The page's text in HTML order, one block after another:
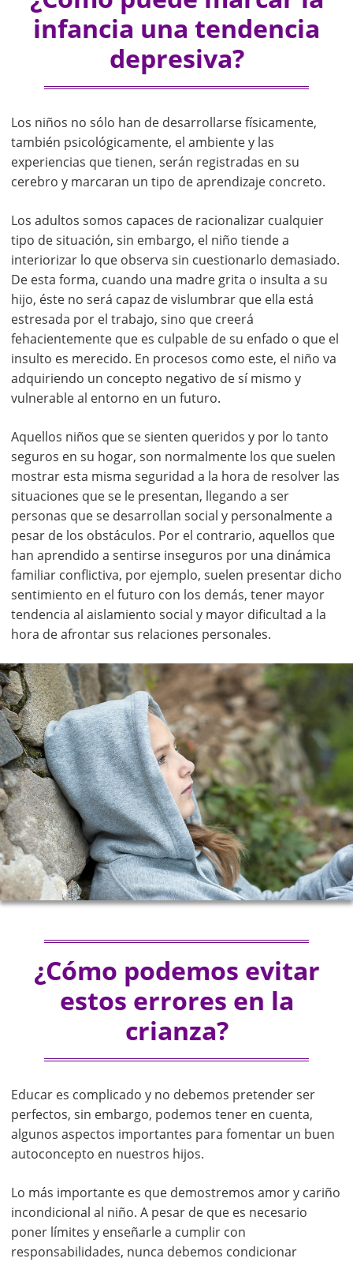
infancia una tendencia
depresiva?
Los niños no sólo han de desarrollarse físicamente,
también psicológicamente, el ambiente y las
experiencias que tienen, serán registradas en su
cerebro y marcaran un tipo de aprendizaje concreto.
Los adultos somos capaces de racionalizar cualquier
tipo de situación, sin embargo, el niño tiende a
interiorizar lo que observa sin cuestionarlo demasiado.
De esta forma, cuando una madre grita o insulta a su
hijo, éste no será capaz de vislumbrar que ella está
estresada por el trabajo, sino que creerá
fehacientemente que es culpable de su enfado o que el
insulto es merecido. En procesos como este, el niño va
adquiriendo un concepto negativo de sí mismo y
vulnerable al entorno en un futuro.
Aquellos niños que se sienten queridos y por lo tanto
seguros en su hogar, son normalmente los que suelen
mostrar esta misma seguridad a la hora de resolver las
situaciones que se le presentan, llegando a ser
personas que se desarrollan social y personalmente a
pesar de los obstáculos. Por el contrario, aquellos que
han aprendido a sentirse inseguros por una dinámica
familiar conflictiva, por ejemplo, suelen presentar dicho
sentimiento en el futuro con los demás, tener mayor
tendencia al aislamiento social y mayor dificultad a la
hora de afrontar sus relaciones personales.
¿Cómo podemos evitar
estos errores en la
crianza?
Educar es complicado y no debemos pretender ser
perfectos, sin embargo, podemos tener en cuenta,
algunos aspectos importantes para fomentar un buen
autoconcepto en nuestros hijos.
Lo más importante es que demostremos amor y cariño
incondicional al niño. A pesar de que es necesario
poner límites y enseñarle a cumplir con
responsabilidades, nunca debemos condicionar